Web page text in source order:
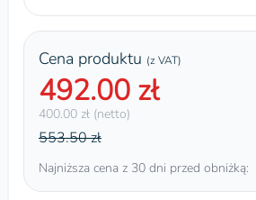
Cena produktu (z VAT)
492.00 zł
400.00 zł (netto)
553.50 zł
Najniższa cena z 30 dni przed obniżką: